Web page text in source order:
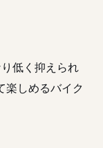
低く抑えられ
楽しめるバイク